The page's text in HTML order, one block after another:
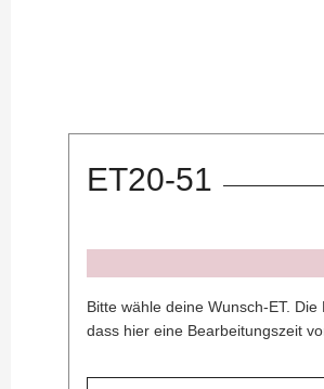
ET20-51
x
Bitte wähle deine Wunsch-ET.
dass hier eine Bearbeitungszeit